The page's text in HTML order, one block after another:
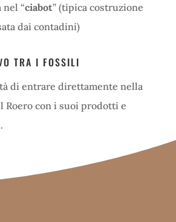
nel “ciabot” (tipica costruzione
dai contadini)
TRA I FOSSILI
di entrare direttamente nella
Roero con i suoi prodotti e